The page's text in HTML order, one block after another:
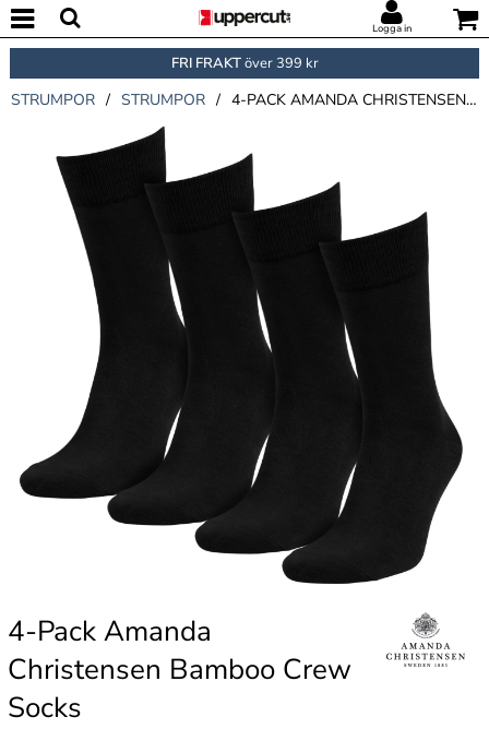
Logga in
FRI FRAKTöver 399 kr
STRUMPOR / STRUMPOR / 4-PACK AMANDA CHRISTENSEN BAMBOO CREW SOCKS
4-Pack Amanda
Christensen Bamboo Crew
Socks